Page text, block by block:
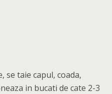
se taie capul, coada,
in bucati de cate 2-3